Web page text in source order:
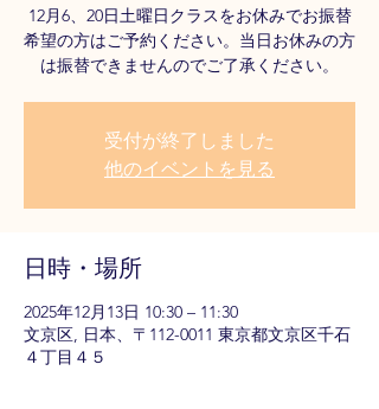
12月6、20日土曜日クラスをお休みでお振替
希望の方はご予約ください。当日お休みの方
は振替できませんのでご了承ください。
受付が終了しました
他のイベントを見る
日時・場所
2025年12月13日 10:30 – 11:30
文京区, 日本、〒112-0011 東京都文京区千石
４丁目４５